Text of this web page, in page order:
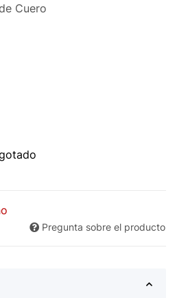
Cuero
Pregunta sobre el producto